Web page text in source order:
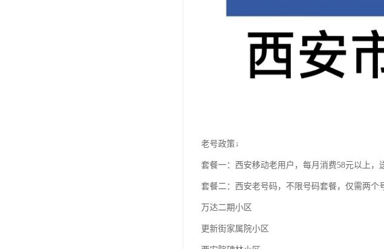
老号政策↓
套餐一：西安移动老用户，每月消费58元以上，
套餐二：西安老号码，不限号码套餐，仅需两个
万达二期小区
更新街家属院小区